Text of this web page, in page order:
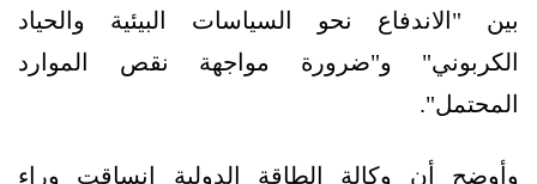
بين "الاندفاع نحو السياسات البيئية والحياد
الكربوني" و"ضرورة مواجهة نقص الموارد
المحتمل".
وأوضح أن وكالة الطاقة الدولية انساقت وراء